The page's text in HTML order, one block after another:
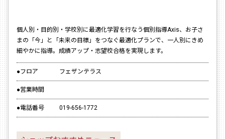
個人別・目的別・学校別に最適化学習を行なう個別指導Axis、お子さ
まの「今」と「未来の目標」をつなぐ最適化プランで、一人別にきめ
細やかに指導。成績アップ・志望校合格を実現します。
●フロア フェザンテラス
●営業時間
●電話番号 019-656-1772